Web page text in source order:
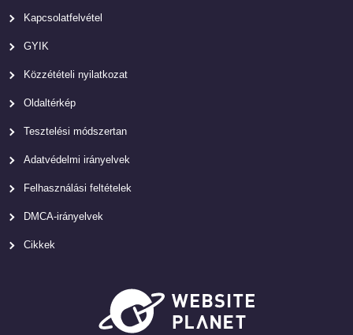
Kapcsolatfelvétel
GYIK
Közzétételi nyilatkozat
Oldaltérkép
Tesztelési módszertan
Adatvédelmi irányelvek
Felhasználási feltételek
DMCA-irányelvek
Cikkek